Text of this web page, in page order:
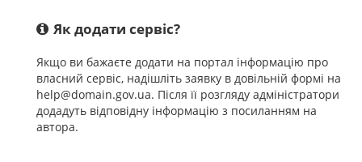
Як додати сервіс?
Якщо ви бажаєте додати на портал інформацію про
власний сервіс, надішліть заявку в довільній формі на
help@domain.gov.ua. Після її розгляду адміністратори
додадуть відповідну інформацію з посиланням на
автора.